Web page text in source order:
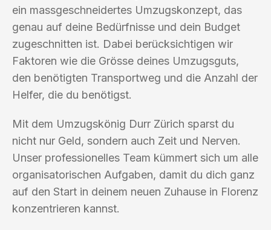
ein massgeschneidertes Umzugskonzept, das
genau auf deine Bedürfnisse und dein Budget
zugeschnitten ist. Dabei berücksichtigen wir
Faktoren wie die Grösse deines Umzugsguts,
den benötigten Transportweg und die Anzahl der
Helfer, die du benötigst.
Mit dem Umzugskönig Durr Zürich sparst du
nicht nur Geld, sondern auch Zeit und Nerven.
Unser professionelles Team kümmert sich um alle
organisatorischen Aufgaben, damit du dich ganz
auf den Start in deinem neuen Zuhause in Florenz
konzentrieren kannst.